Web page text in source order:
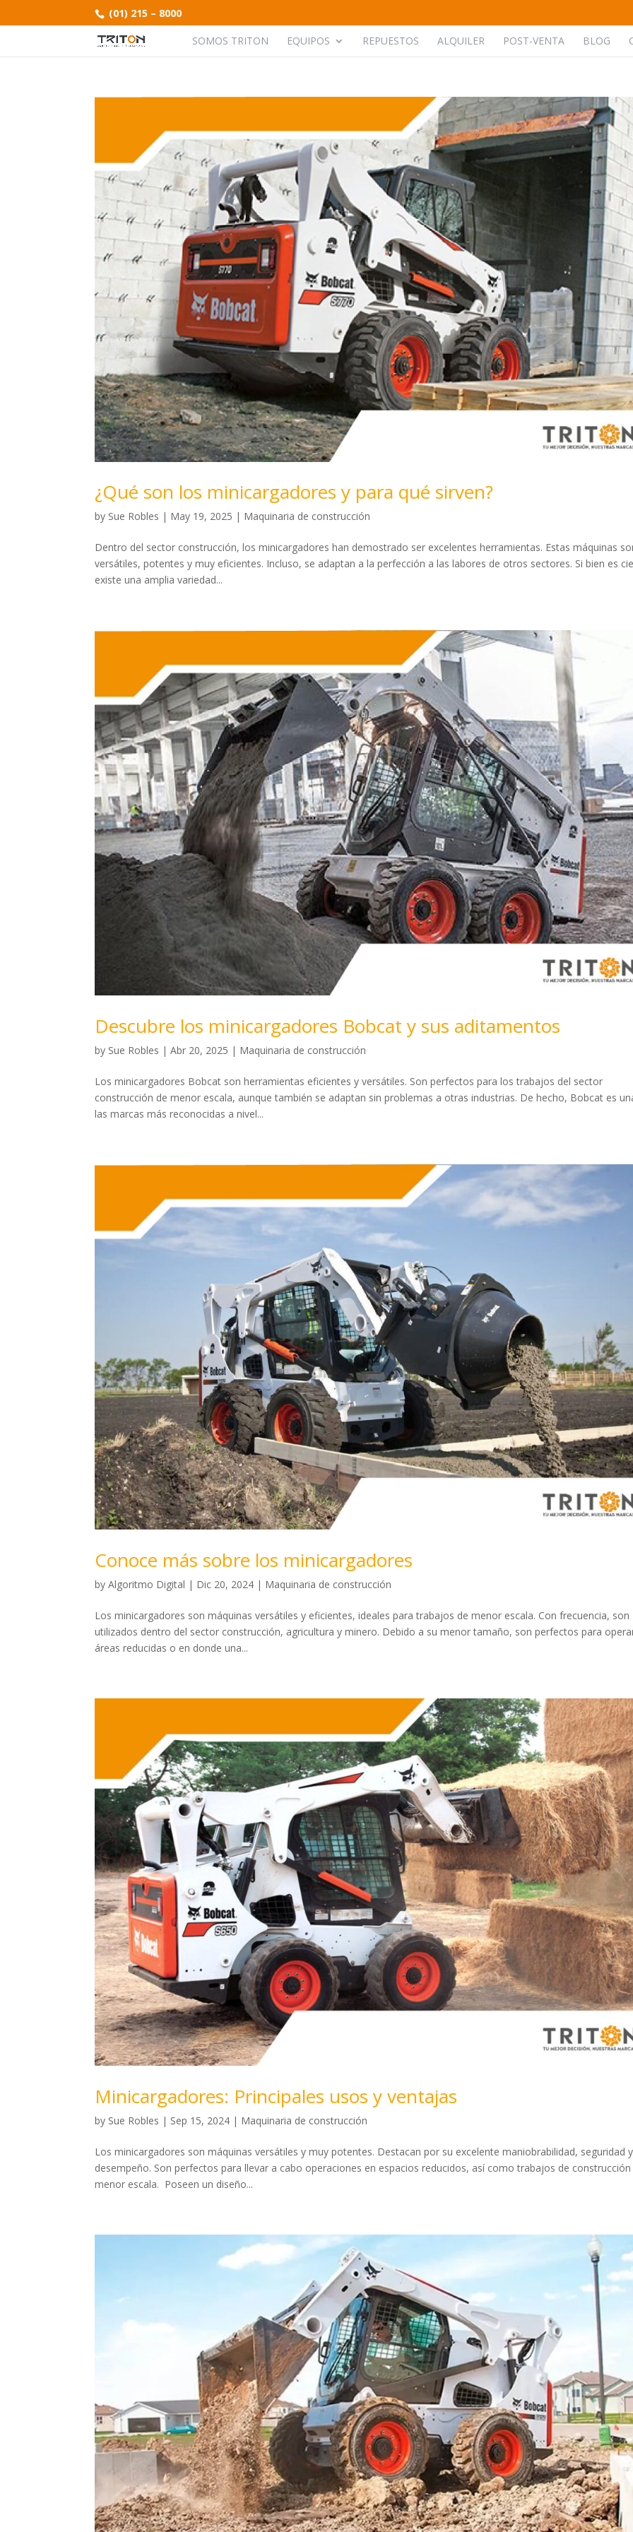
(01) 215 – 8000
SOMOS TRITON EQUIPOS REPUESTOS ALQUILER POST-VENTA BLOG
¿Qué son los minicargadores y para qué sirven?
by Sue Robles | May 19, 2025 | Maquinaria de construcción
Dentro del sector construcción, los minicargadores han demostrado ser excelentes herramientas. Estas máquinas
versátiles, potentes y muy eficientes. Incluso, se adaptan a la perfección a las labores de otros sectores. Si bien es
existe una amplia variedad...
Descubre los minicargadores Bobcat y sus aditamentos
by Sue Robles |Abr 20, 2025 | Maquinaria de construcción
Los minicargadores Bobcat son herramientas eficientes y versátiles. Son perfectos para los trabajos del sector
construcción de menor escala, aunque también se adaptan sin problemas a otras industrias. De hecho, Bobcat es
las marcas más reconocidas a nivel...
Conoce más sobre los minicargadores
byAlgoritmo Digital | Dic 20, 2024 | Maquinaria de construcción
Los minicargadores son máquinas versátiles y eficientes, ideales para trabajos de menor escala. Con frecuencia, son
utilizados dentro del sector construcción, agricultura y minero. Debido a su menor tamaño, son perfectos para
áreas reducidas o en donde una...
Minicargadores: Principales usos y ventajas
by Sue Robles | Sep 15, 2024 | Maquinaria de construcción
Los minicargadores son máquinas versátiles y muy potentes. Destacan por su excelente maniobrabilidad, seguridad y
desempeño. Son perfectos para llevar a cabo operaciones en espacios reducidos, así como trabajos de
menor escala. Poseen un diseño...